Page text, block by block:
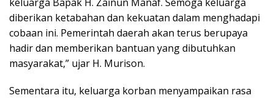
diberikan ketabahan dan kekuatan dalam menghadapi
cobaan ini. Pemerintah daerah akan terus berupaya
hadir dan memberikan bantuan yang dibutuhkan
masyarakat,” ujar H. Murison.
Sementara itu, keluarga korban menyampaikan rasa